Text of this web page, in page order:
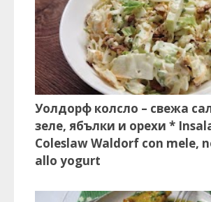
Уолдорф колсло – свежа
зеле, ябълки и орехи *
Coleslaw Waldorf con mele,
allo yogurt